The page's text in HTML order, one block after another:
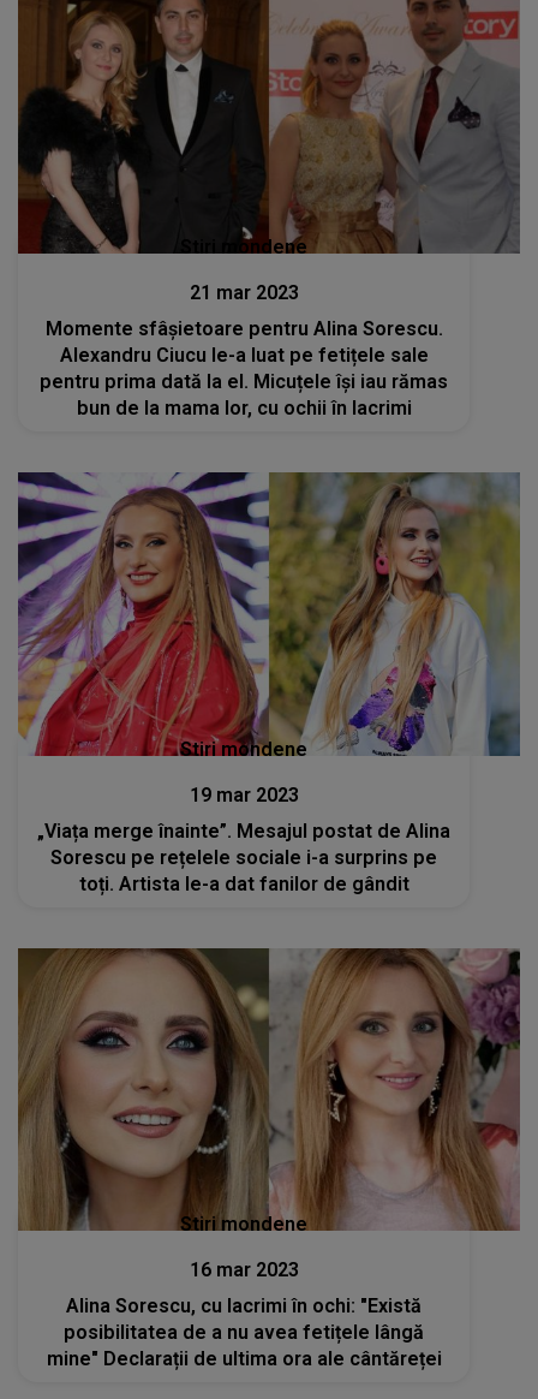
Stiri mondene
21 mar 2023
Momente sfâșietoare pentru Alina Sorescu.
Alexandru Ciucu le-a luat pe fetițele sale
pentru prima dată la el. Micuțele își iau rămas
bun de la mama lor, cu ochii în lacrimi
Stiri mondene
19 mar 2023
„Viața merge înainte”. Mesajul postat de Alina
Sorescu pe rețelele sociale i-a surprins pe
toți. Artista le-a dat fanilor de gândit
Stiri mondene
16 mar 2023
Alina Sorescu, cu lacrimi în ochi: "Există
posibilitatea de a nu avea fetițele lângă
mine" Declarații de ultima ora ale cântăreței